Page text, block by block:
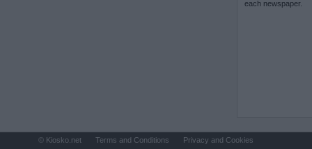
each newspaper.
© Kiosko.net Terms and Conditions Privacy and Cookies